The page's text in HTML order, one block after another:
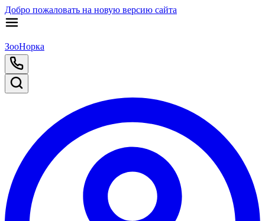
Добро пожаловать на новую версию сайта
ЗооНорка